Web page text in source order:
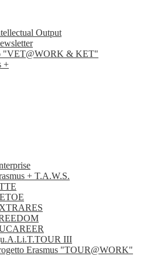
Output
"VET@WORK & KET"
+
+ T.A.W.S.
III
Erasmus "TOUR@WORK"